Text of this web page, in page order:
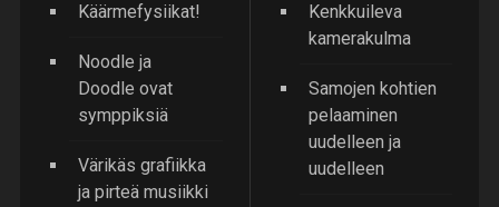
Käärmefysiikat!
Noodle ja
Doodle ovat
symppiksiä
Värikäs grafiikka
ja pirteä musiikki
Kenkkuileva
kamerakulma
Samojen kohtien
pelaaminen
uudelleen ja
uudelleen